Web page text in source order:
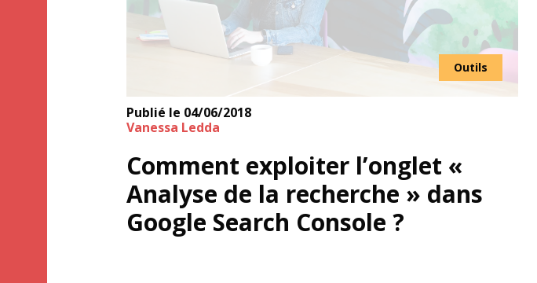
Outils
Publié le 04/06/2018
Vanessa Ledda
Comment exploiter l’onglet «
Analyse de la recherche » dans
Google Search Console ?